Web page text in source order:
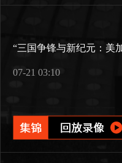
07-21 03:10